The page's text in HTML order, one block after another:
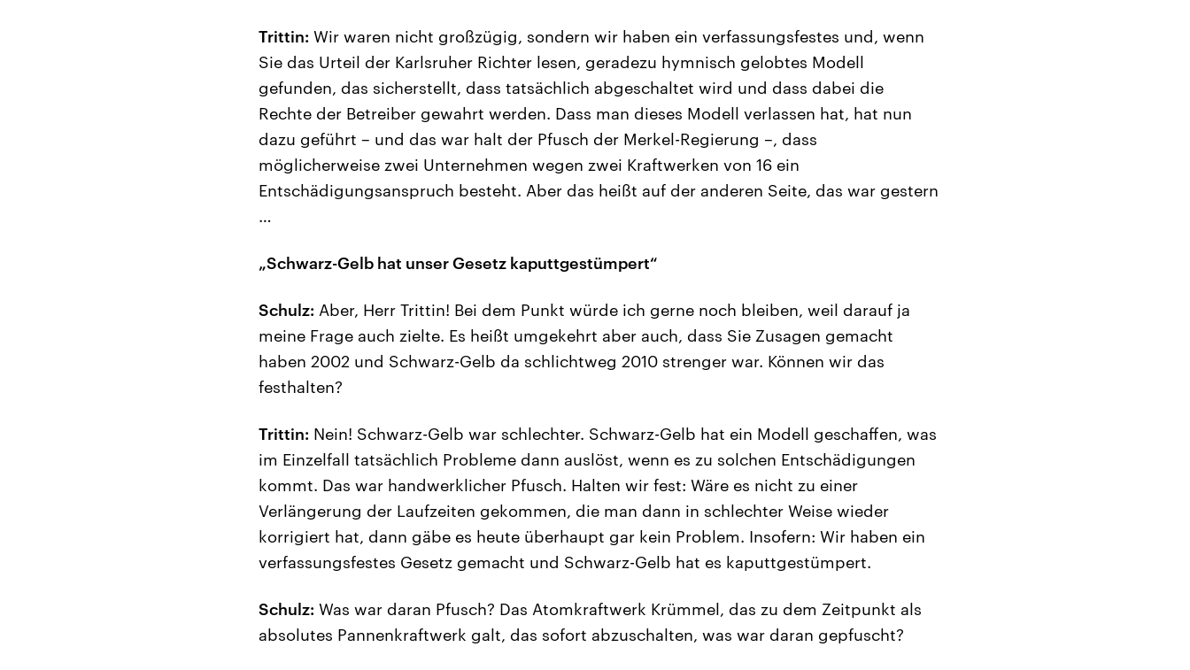
Trittin: Wir waren nicht großzügig, sondern wir haben ein verfassungsfestes und, wenn
Sie das Urteil der Karlsruher Richter lesen, geradezu hymnisch gelobtes Modell
gefunden, das sicherstellt, dass tatsächlich abgeschaltet wird und dass dabei die
Rechte der Betreiber gewahrt werden. Dass man dieses Modell verlassen hat, hat nun
dazu geführt – und das war halt der Pfusch der Merkel-Regierung –, dass
möglicherweise zwei Unternehmen wegen zwei Kraftwerken von 16 ein
Entschädigungsanspruch besteht. Aber das heißt auf der anderen Seite, das war gestern
…
„Schwarz-Gelb hat unser Gesetz kaputtgestümpert“
Schulz: Aber, Herr Trittin! Bei dem Punkt würde ich gerne noch bleiben, weil darauf ja
meine Frage auch zielte. Es heißt umgekehrt aber auch, dass Sie Zusagen gemacht
haben 2002 und Schwarz-Gelb da schlichtweg 2010 strenger war. Können wir das
festhalten?
Trittin: Nein! Schwarz-Gelb war schlechter. Schwarz-Gelb hat ein Modell geschaffen, was
im Einzelfall tatsächlich Probleme dann auslöst, wenn es zu solchen Entschädigungen
kommt. Das war handwerklicher Pfusch. Halten wir fest: Wäre es nicht zu einer
Verlängerung der Laufzeiten gekommen, die man dann in schlechter Weise wieder
korrigiert hat, dann gäbe es heute überhaupt gar kein Problem. Insofern: Wir haben ein
verfassungsfestes Gesetz gemacht und Schwarz-Gelb hat es kaputtgestümpert.
Schulz: Was war daran Pfusch? Das Atomkraftwerk Krümmel, das zu dem Zeitpunkt als
absolutes Pannenkraftwerk galt, das sofort abzuschalten, was war daran gepfuscht?